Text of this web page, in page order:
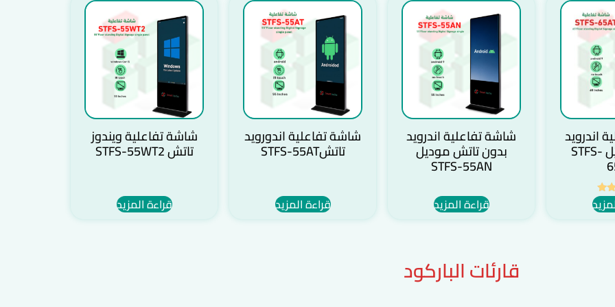
اندرويد
تاتش موديل STFS-
شاشة تفاعلية اندرويد
بدون تاتش موديل
STFS-55AN
قراءة المزيد
شاشة تفاعلية اندورويد
تاتشSTFS-55AT
قراءة المزيد
شاشة تفاعلية ويندوز
تاتش STFS-55WT2
قراءة المزيد
قارئات الباركود